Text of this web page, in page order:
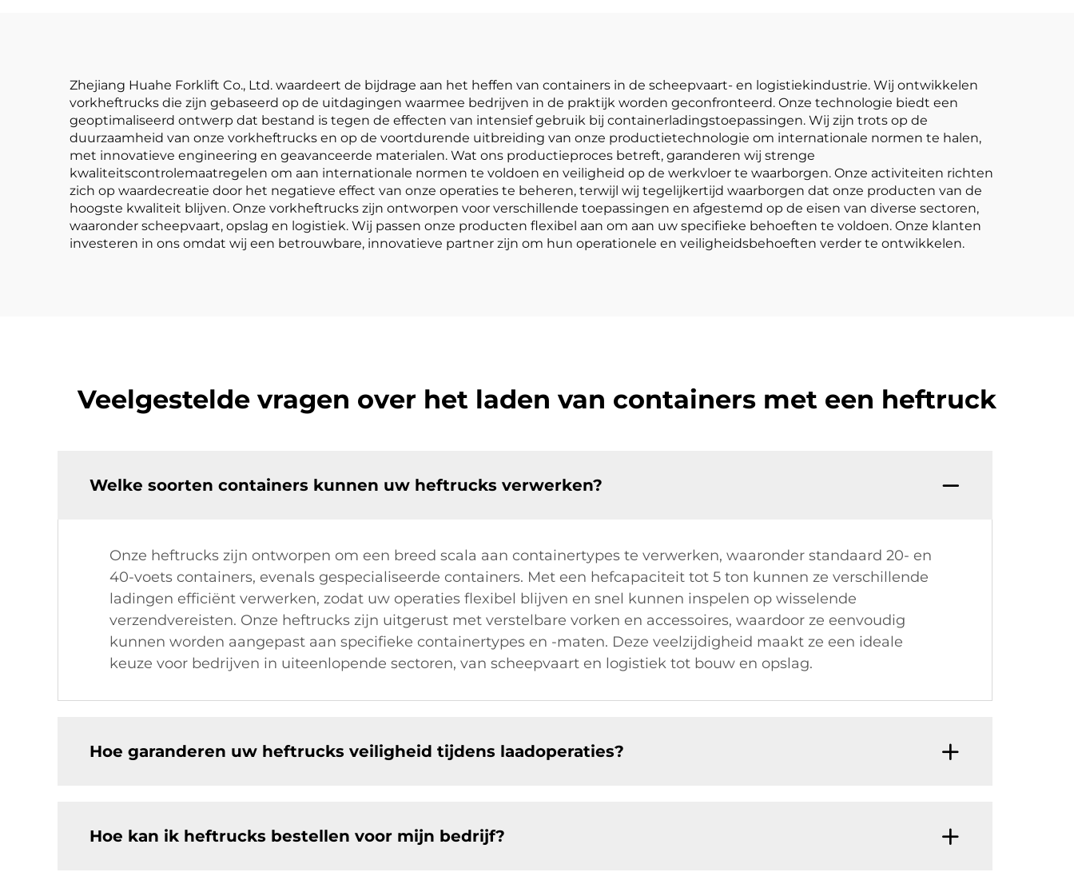
Zhejiang Huahe Forklift Co., Ltd. waardeert de bijdrage aan het heffen van containers in de scheepvaart- en logistiekindustrie. Wij ontwikkelen
vorkheftrucks die zijn gebaseerd op de uitdagingen waarmee bedrijven in de praktijk worden geconfronteerd. Onze technologie biedt een
geoptimaliseerd ontwerp dat bestand is tegen de effecten van intensief gebruik bij containerladingstoepassingen. Wij zijn trots op de
duurzaamheid van onze vorkheftrucks en op de voortdurende uitbreiding van onze productietechnologie om internationale normen te halen,
met innovatieve engineering en geavanceerde materialen. Wat ons productieproces betreft, garanderen wij strenge
kwaliteitscontrolemaatregelen om aan internationale normen te voldoen en veiligheid op de werkvloer te waarborgen. Onze activiteiten richten
zich op waardecreatie door het negatieve effect van onze operaties te beheren, terwijl wij tegelijkertijd waarborgen dat onze producten van de
hoogste kwaliteit blijven. Onze vorkheftrucks zijn ontworpen voor verschillende toepassingen en afgestemd op de eisen van diverse sectoren,
waaronder scheepvaart, opslag en logistiek. Wij passen onze producten flexibel aan om aan uw specifieke behoeften te voldoen. Onze klanten
investeren in ons omdat wij een betrouwbare, innovatieve partner zijn om hun operationele en veiligheidsbehoeften verder te ontwikkelen.
Veelgestelde vragen over het laden van containers met een heftruck
Welke soorten containers kunnen uw heftrucks verwerken?
Onze heftrucks zijn ontworpen om een breed scala aan containertypes te verwerken, waaronder standaard 20- en
40-voets containers, evenals gespecialiseerde containers. Met een hefcapaciteit tot 5 ton kunnen ze verschillende
ladingen efficiënt verwerken, zodat uw operaties flexibel blijven en snel kunnen inspelen op wisselende
verzendvereisten. Onze heftrucks zijn uitgerust met verstelbare vorken en accessoires, waardoor ze eenvoudig
kunnen worden aangepast aan specifieke containertypes en -maten. Deze veelzijdigheid maakt ze een ideale
keuze voor bedrijven in uiteenlopende sectoren, van scheepvaart en logistiek tot bouw en opslag.
Hoe garanderen uw heftrucks veiligheid tijdens laadoperaties?
Hoe kan ik heftrucks bestellen voor mijn bedrijf?